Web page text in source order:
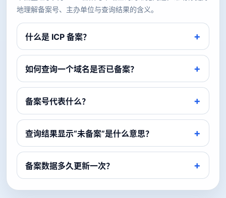
地理解备案号、主办单位与查询结果的含义。
什么是 ICP 备案？
如何查询一个域名是否已备案？
备案号代表什么？
查询结果显示“未备案”是什么意思？
备案数据多久更新一次？